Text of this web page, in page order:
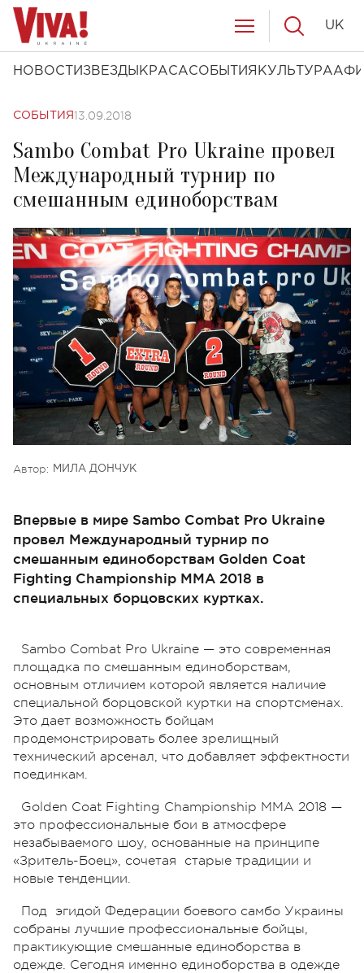
НОВОСТИ ЗВЕЗДЫ КРАСАСОБЫТИЯ КУЛЬТУРА
UK
СОБЫТИЯ 13.09.2018
Sambo Combat Pro Ukraine провел
Международный турнир по
смешанным единоборствам
Автор: МИЛА ДОНЧУК
Впервые в мире Sambo Combat Pro Ukraine
провел Международный турнир по
смешанным единоборствам Golden Coat
Fighting Championship MMA 2018 в
специальных борцовских куртках.
Sambo Combat Pro Ukraine — это современная
площадка по смешанным единоборствам,
основным отличием которой является наличие
специальной борцовской куртки на спортсменах.
Это дает возможность бойцам
продемонстрировать более зрелищный
технический арсенал, что добавляет эффектности
поединкам.
Golden Coat Fighting Championship MMA 2018 —
это профессиональные бои в атмосфере
незабываемого шоу, основанные на принципе
«Зритель-Боец», сочетая старые традиции и
новые тенденции.
Под эгидой Федерации боевого самбо Украины
собраны лучшие профессиональные бойцы,
практикующие смешанные единоборства в
одежде. Сегодня именно единоборства в одежде